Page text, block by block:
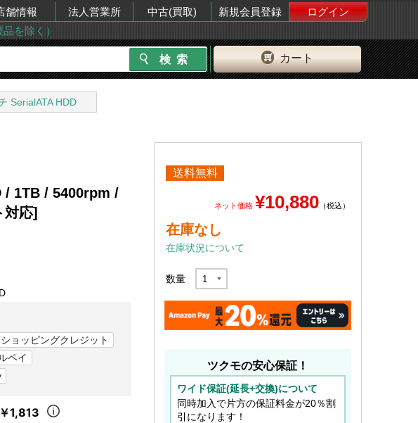
舗情報 法人営業所 中古(買取) 新規会員登録
ログイン
を除く）
カート
SerialATA HDD
/ 1TB / 5400rpm /
応]
ショッピングクレジット
ペイ
￥1,813
送料無料
ネット価格 ¥10,880 （税込）
在庫なし
在庫状況について
数量
ツクモの安心保証！
ワイド保証(延長+交換)について
同時加入で片方の保証料金が20％割
引になります！